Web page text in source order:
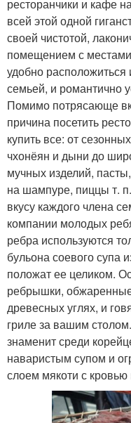
ресторанчики и кафе
всей этой одной
своей чистотой,
помещением с местами
удобно
семьей, и романтично
Помимо потрясающе
причина посетить
купить все: от
чхонёян и дыни до
мучных изделий,
на шампуре, пиццы т.
вкусу каждого члена
компании молодых
ребра используются
бульона соевого супа
положат ее целиком.
ребрышки,
древесных углях, и
гриле за вашим
знаменит среди
наваристым супом и
слоем мякоти с кровью